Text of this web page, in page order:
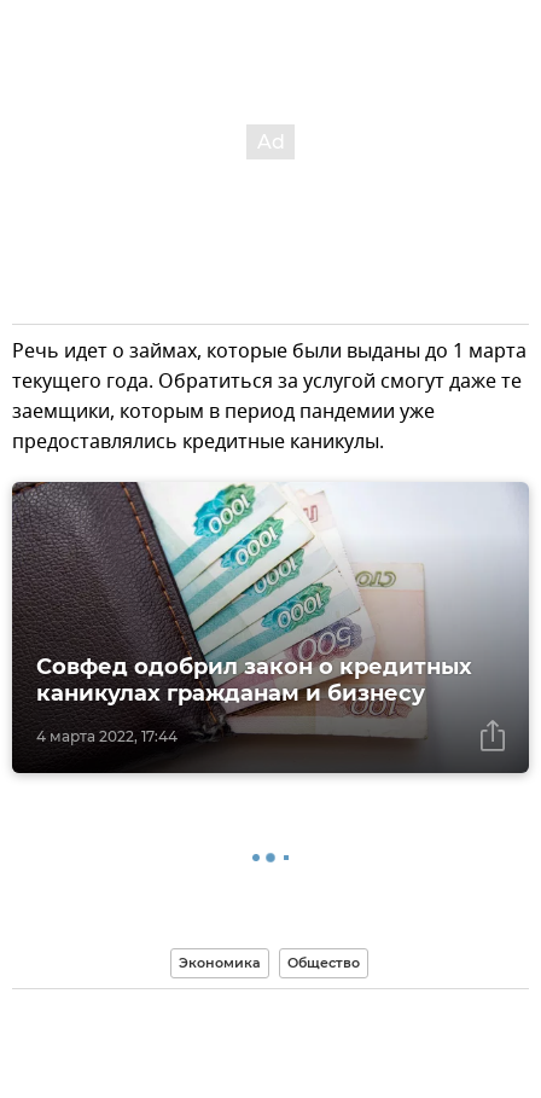
Речь идет о займах, которые были выданы до 1 марта
текущего года. Обратиться за услугой смогут даже те
заемщики, которым в период пандемии уже
предоставлялись кредитные каникулы.
4 марта 2022, 17:44
Совфед одобрил закон о кредитных
каникулах гражданам и бизнесу
Экономика Общество